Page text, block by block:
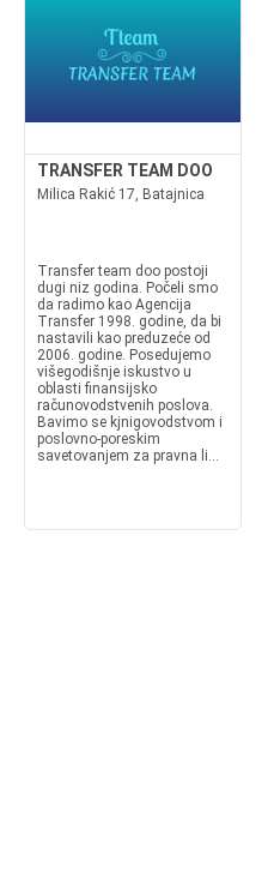
TRANSFER TEAM DOO
Milica Rakić 17, Batajnica
Transfer team doo postoji
dugi niz godina. Počeli smo
da radimo kao Agencija
Transfer 1998. godine, da bi
nastavili kao preduzeće od
2006. godine. Posedujemo
višegodišnje iskustvo u
oblasti finansijsko
računovodstvenih poslova.
Bavimo se kjnigovodstvom i
poslovno-poreskim
savetovanjem za pravna li...